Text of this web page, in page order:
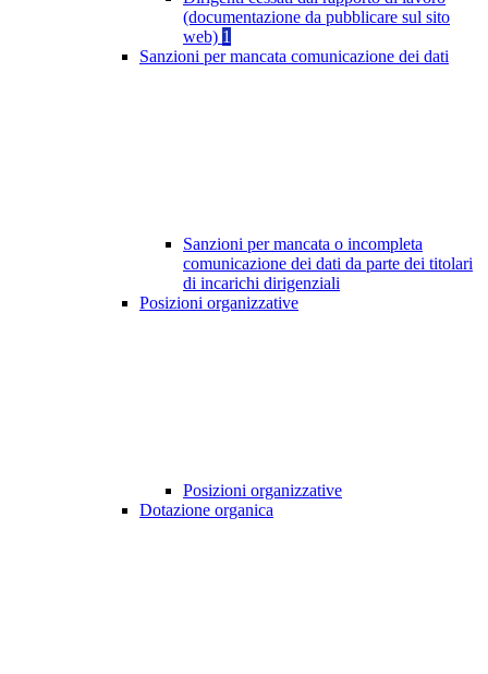
(documentazione da pubblicare sul sito
web) 1
Sanzioni per mancata comunicazione dei dati
Sanzioni per mancata o incompleta
comunicazione dei dati da parte dei titolari
di incarichi dirigenziali
Posizioni organizzative
Posizioni organizzative
Dotazione organica